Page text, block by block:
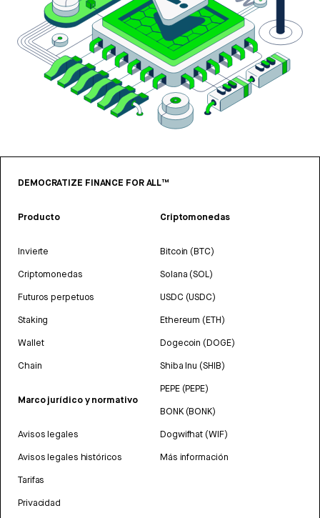
DEMOCRATIZE FINANCE FOR ALL™
Producto
Invierte
Criptomonedas
Futuros perpetuos
Staking
Wallet
Chain
Marco jurídico y normativo
Avisos legales
Avisos legales históricos
Tarifas
Privacidad
Criptomonedas
Bitcoin (BTC)
Solana (SOL)
USDC (USDC)
Ethereum (ETH)
Dogecoin (DOGE)
Shiba Inu (SHIB)
PEPE (PEPE)
BONK (BONK)
Dogwifhat (WIF)
Más información